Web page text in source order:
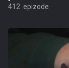
412. epizode